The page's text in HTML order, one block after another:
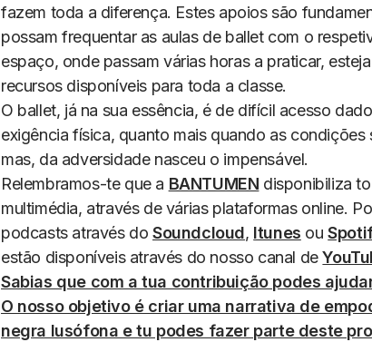
fazem toda a diferença. Estes apoios são
possam frequentar as aulas de ballet com o
espaço, onde passam várias horas a praticar,
recursos disponíveis para toda a classe.
O ballet, já na sua essência, é de difícil acesso
exigência física, quanto mais quando as condições
mas, da adversidade nasceu o impensável.
Relembramos-te que a BANTUMEN disponibiliza
multimédia, através de várias plataformas online.
podcasts através doSoundcloud, Itunes ou
estão disponíveis através do nosso canal de
Sabias que com a tua contribuição podes
O nosso objetivo é criar uma narrativa de
negra lusófona e tu podes fazer parte deste